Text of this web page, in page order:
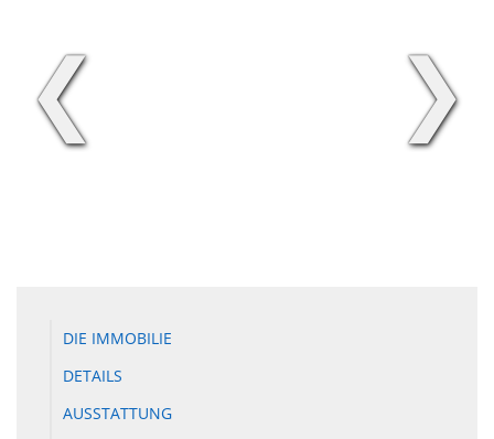
❮ ❯
DIE IMMOBILIE
DETAILS
AUSSTATTUNG